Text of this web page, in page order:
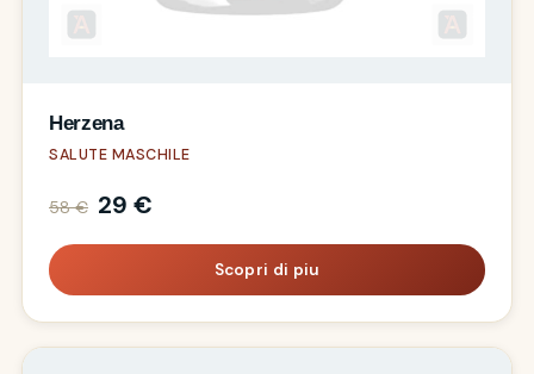
Herzena
SALUTE MASCHILE
58 € 29 €
Scopri di piu